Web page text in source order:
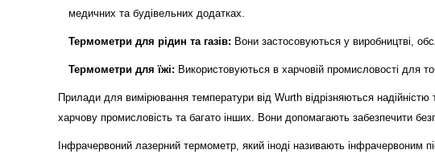
медичних та будівельних додатках.
Термометри для рідин та газів: Вони застосовуються у виробництві,
Термометри для їжі: Використовуються в харчовій промисловості для
Прилади для вимірювання температури від Wurth відрізняються
харчову промисловість та багато інших. Вони допомагають забезпечити
Інфрачервоний лазерний термометр, який іноді називають інфрачервоним